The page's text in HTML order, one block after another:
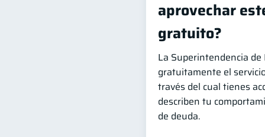
aprovechar
gratuito?
La Superintendencia
gratuitamente el
través del cual tienes
describen tu
de deuda.